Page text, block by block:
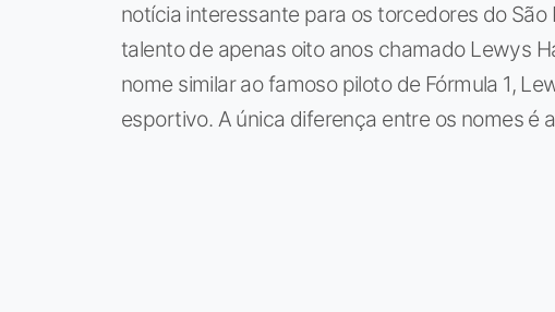
notícia interessante para os torcedores do
talento de apenas oito anos chamado Lewys
nome similar ao famoso piloto de Fórmula 1,
esportivo. A única diferença entre os nomes é